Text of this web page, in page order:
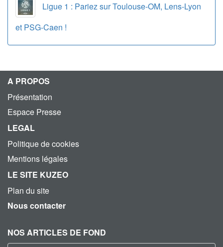
Ligue 1 : Pariez sur Toulouse-OM, Lens-Lyon
et PSG-Caen !
A PROPOS
Présentation
Espace Presse
LEGAL
Politique de cookies
Mentions légales
LE SITE KUZEO
Plan du site
Nous contacter
NOS ARTICLES DE FOND